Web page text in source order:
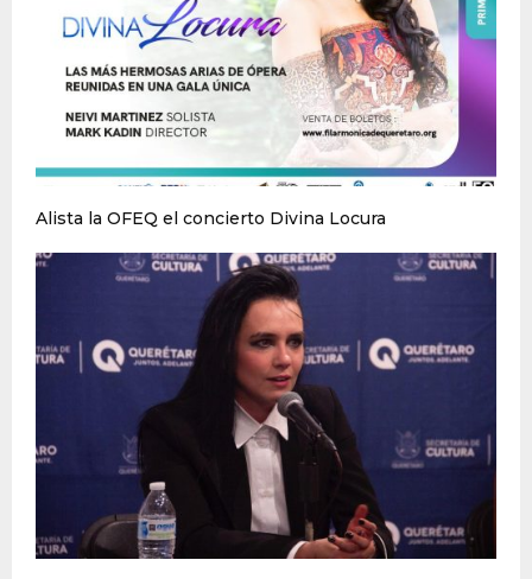
Alista la OFEQ el concierto Divina Locura